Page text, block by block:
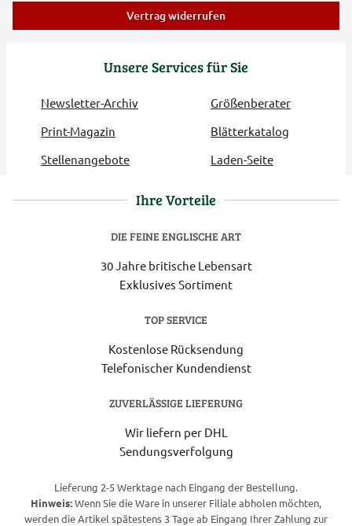
Unsere Services für Sie
Newsletter-Archiv
Größenberater
Print-Magazin
Blätterkatalog
Stellenangebote
Laden-Seite
Vertrag widerrufen
Ihre Vorteile
DIE FEINE ENGLISCHE ART
30 Jahre britische Lebensart
Exklusives Sortiment
TOP SERVICE
Kostenlose Rücksendung
Telefonischer Kundendienst
ZUVERLÄSSIGE LIEFERUNG
Wir liefern per DHL
Sendungsverfolgung
Lieferung 2-5 Werktage nach Eingang der Bestellung.
Hinweis:Wenn Sie die Ware in unserer Filiale abholen möchten,
werden die Artikel spätestens 3 Tage ab Eingang Ihrer Zahlung zur